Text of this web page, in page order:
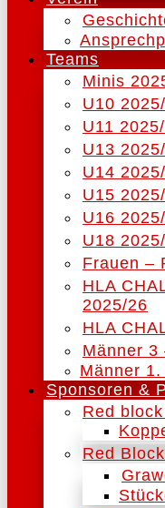
Teams
Minis
U10
U11
U13
U14
U15
U16
U18
Frauen –
HLA
2025/26
HLA
Männer 3
Männer
Sponsoren &
Red
Red